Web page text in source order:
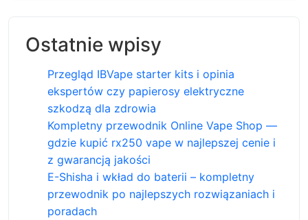
Ostatnie wpisy
Przegląd IBVape starter kits i opinia
ekspertów czy papierosy elektryczne
szkodzą dla zdrowia
Kompletny przewodnik Online Vape Shop —
gdzie kupić rx250 vape w najlepszej cenie i
z gwarancją jakości
E-Shisha i wkład do baterii – kompletny
przewodnik po najlepszych rozwiązaniach i
poradach